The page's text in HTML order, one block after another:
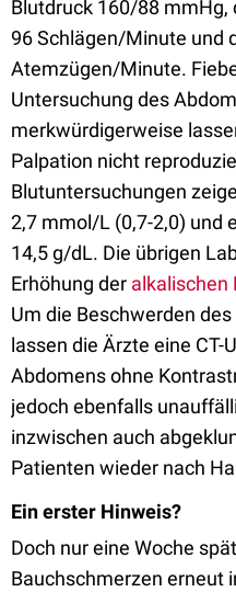
Blutdruck 160/88 mmHg,
96 Schlägen/Minute und
Atemzügen/Minute.
Untersuchung des
merkwürdigerweise
Palpation nicht
Blutuntersuchungen
2,7 mmol/L (0,7-2,0) und
14,5 g/dL. Die übrigen
Erhöhung der alkalischen
Um die Beschwerden
lassen die Ärzte eine CT-
Abdomens ohne
jedoch ebenfalls
inzwischen auch
Patienten wieder nach
Ein erster Hinweis?
Doch nur eine Woche
Bauchschmerzen erneut